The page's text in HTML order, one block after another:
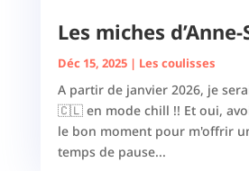
Les miches
Déc 15, 2025| Les coulisses
A partir de janvier 2026, je
🇨🇱 en mode chill !! Et oui,
le bon moment pour m'offrir
temps de pause...